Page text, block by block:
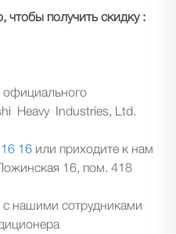
чтобы получить скидку :
Heavy Industries, Ltd.
16 или приходите к нам
16, пом. 418
сотрудниками